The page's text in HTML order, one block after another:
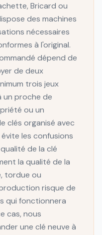
Bricard ou
des machines
nécessaires
à l'original.
dépend de
de deux
trois jeux
un proche de
ou un
clés organisé avec
les confusions
de la clé
la qualité de la
tordue ou
risque de
qui fonctionnera
cas, nous
une clé neuve à